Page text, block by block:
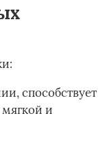
способствует
и